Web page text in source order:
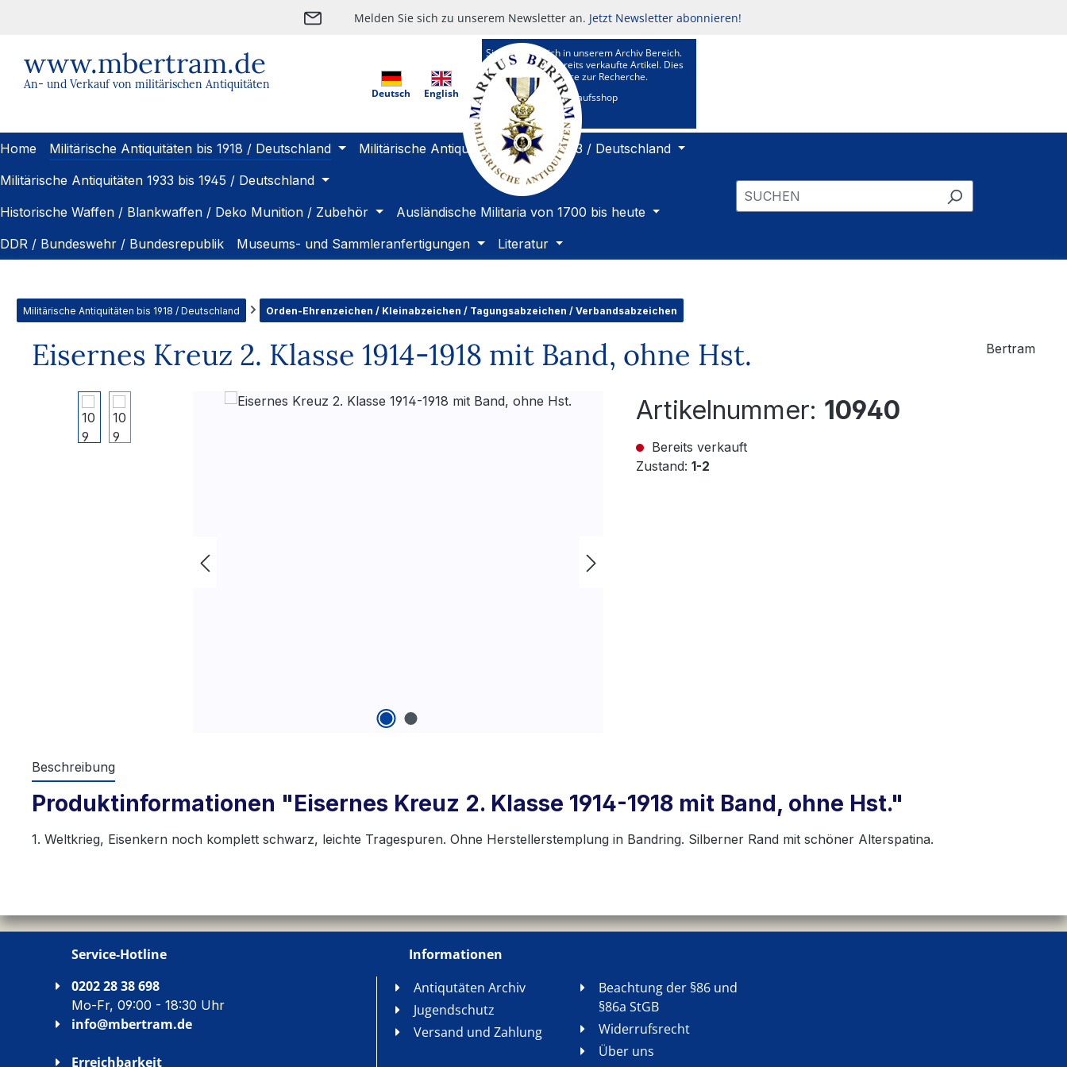
Melden Sie sich zu unserem Newsletter an. Jetzt Newsletter abonnieren!
www.mbertram.de
An- und Verkauf von militärischen Antiquitäten
Deutsch English
Sie befinden sich in unserem Archiv Bereich.
Hier sehen Sie bereits verkaufte Artikel. Dies
ist ein Kundenservice zur Recherche.
Zu unserem Verkaufsshop
Home Militärische Antiquitäten bis 1918 / Deutschland
Militärische Antiquitäten 1919 bis 1933 / Deutschland
Militärische Antiquitäten 1933 bis 1945 / Deutschland
Historische Waffen / Blankwaffen / Deko Munition / Zubehör
Ausländische Militaria von 1700 bis heute
DDR / Bundeswehr / Bundesrepublik
Museums- und Sammleranfertigungen Literatur
Militärische Antiquitäten bis 1918 / Deutschland Orden-Ehrenzeichen / Kleinabzeichen / Tagungsabzeichen / Verbandsabzeichen
Eisernes Kreuz 2. Klasse 1914-1918 mit Band, ohne Hst. Bertram
Bildergalerie überspringen Artikelnummer: 10940
Bereits verkauft
Zustand: 1-2
Beschreibung
Produktinformationen "Eisernes Kreuz 2. Klasse 1914-1918 mit Band, ohne Hst."
1. Weltkrieg, Eisenkern noch komplett schwarz, leichte Tragespuren. Ohne Herstellerstemplung in Bandring. Silberner Rand mit schöner Alterspatina.
Service-Hotline
0202 28 38 698
Mo-Fr, 09:00 - 18:30 Uhr
info@mbertram.de
Erreichbarkeit
Informationen
Antiqutäten Archiv
Jugendschutz
Versand und Zahlung
Beachtung der §86 und
§86a StGB
Widerrufsrecht
Über uns